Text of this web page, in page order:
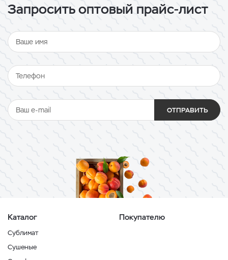
Запросить оптовый прайс-лист
ОТПРАВИТЬ
Каталог
Сублимат
Сушеные
Покупателю